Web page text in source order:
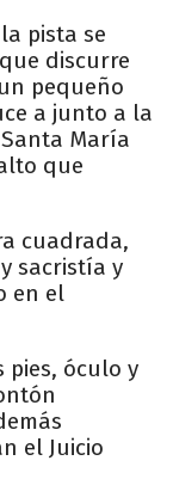
pista se
discurre
pequeño
a junto a la
María
que
cuadrada,
sacristía y
en el
pies, óculo y
el Juicio